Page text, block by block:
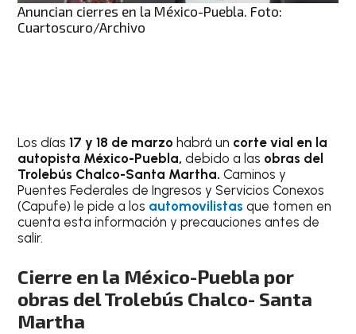
Anuncian cierres en la México-Puebla. Foto:
Cuartoscuro/Archivo
Los días17 y 18 de marzo habrá un corte vial en la
autopista México-Puebla,debido a las obras del
Trolebús Chalco-Santa Martha. Caminos y
Puentes Federales de Ingresos y Servicios Conexos
(Capufe) le pide a los automovilistas que tomen en
cuenta esta información y precauciones antes de
salir.
Cierre en la México-Puebla por
obras del Trolebús Chalco- Santa
Martha